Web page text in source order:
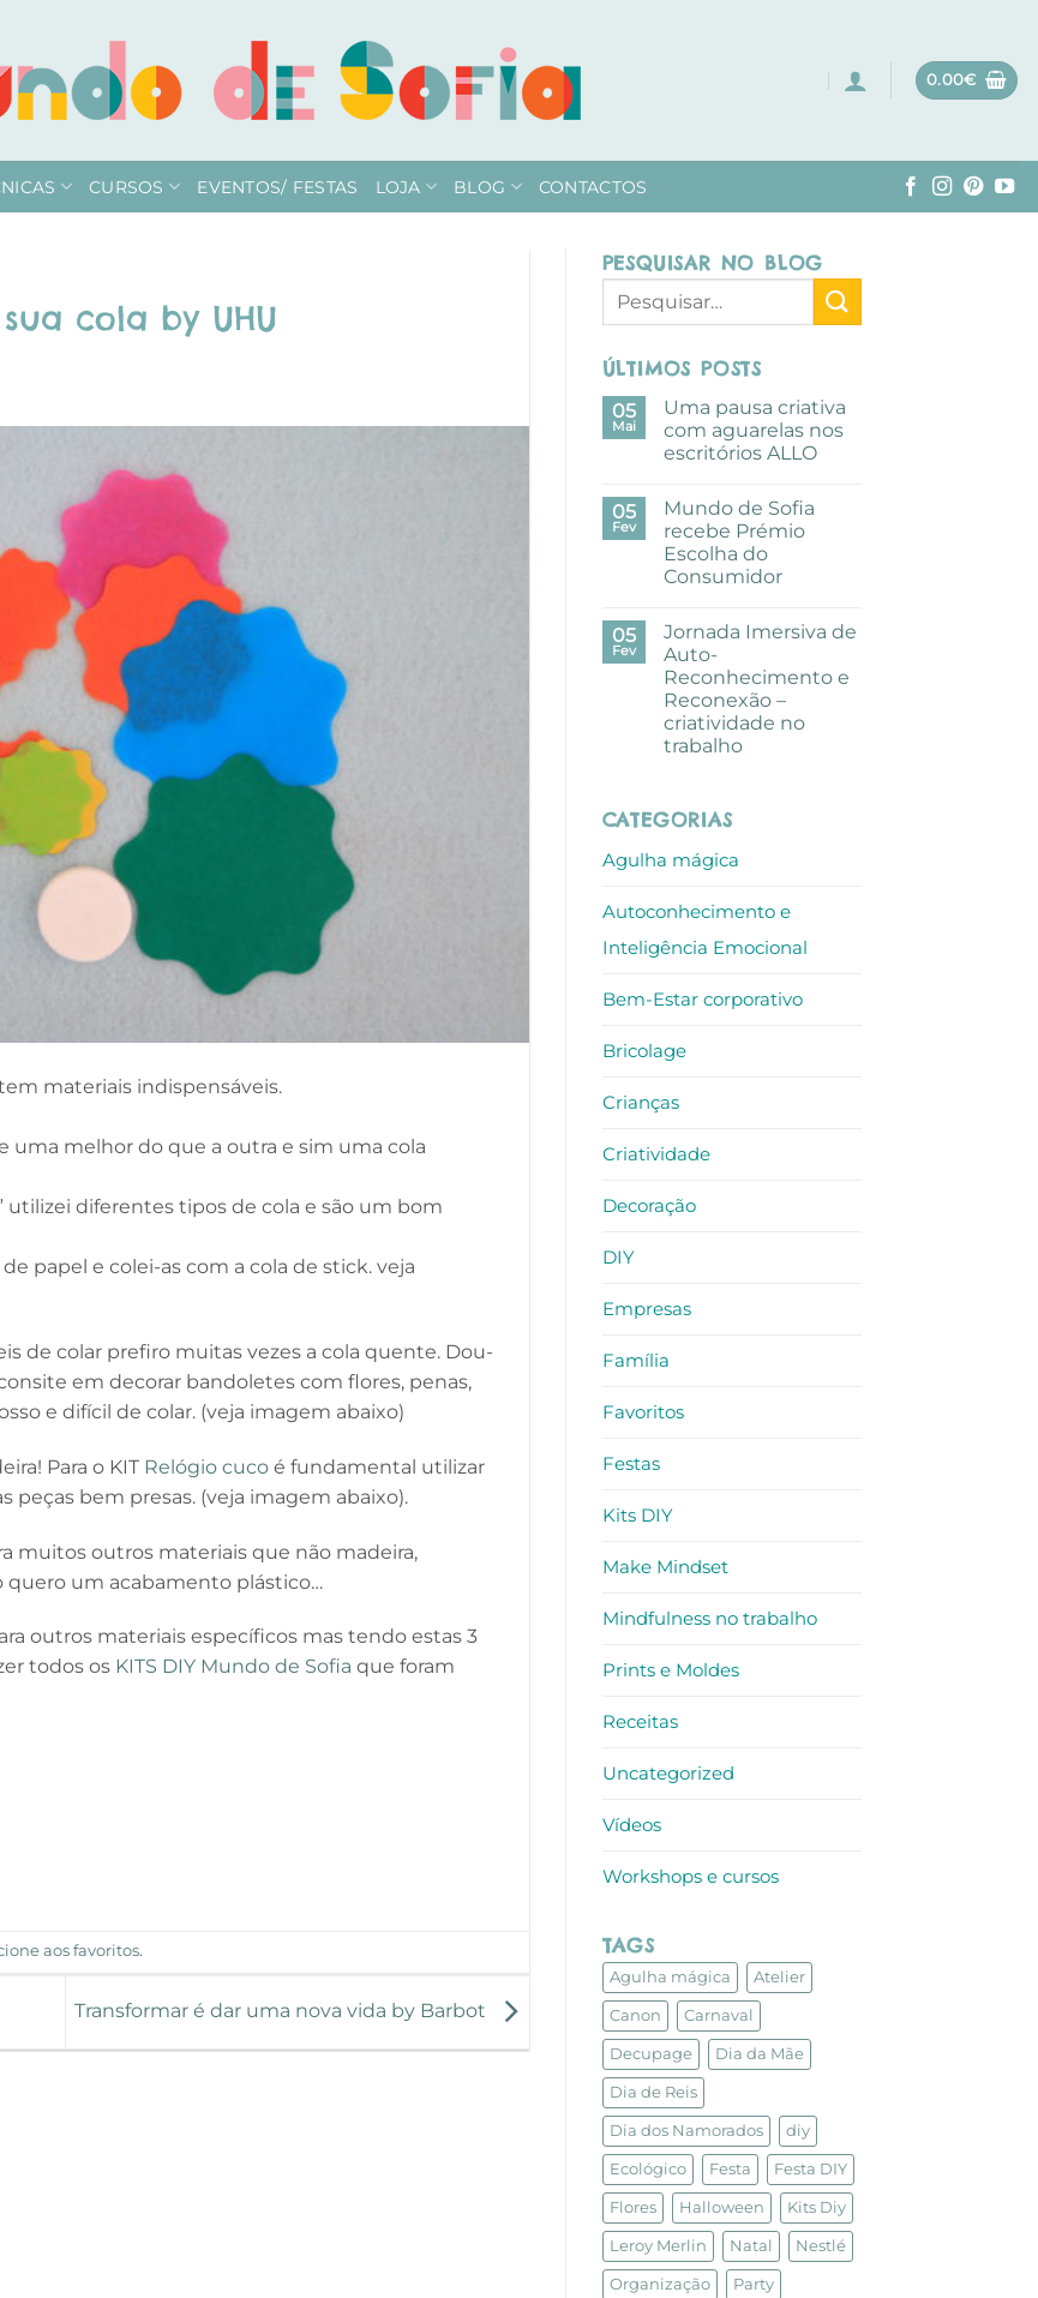
0.00€
CURSOS EVENTOS/ FESTAS LOJA BLOG CONTACTOS
cola by UHU
materiais indispensáveis.
uma melhor do que a outra e sim uma cola
utilizei diferentes tipos de cola e são um bom
papel e colei-as com a cola de stick. veja
de colar prefiro muitas vezes a cola quente. Dou-
em decorar bandoletes com flores, penas,
e difícil de colar. (veja imagem abaixo)
Para o KIT Relógio cuco é fundamental utilizar
peças bem presas. (veja imagem abaixo).
muitos outros materiais que não madeira,
um acabamento plástico…
outros materiais específicos mas tendo estas 3
todos os KITS DIY Mundo de Sofia que foram
aos favoritos.
Transformar é dar uma nova vida by Barbot
PESQUISAR NO BLOG
ÚLTIMOS POSTS
05
Mai
Uma pausa criativa
com aguarelas nos
escritórios ALLO
em
Uma
pausa
criativa
com
aguarelas
ALLO
05
Fev
Mundo de Sofia
recebe Prémio
Escolha do
Consumidor
em
Mundo
de
Sofia
recebe
Prémio
Escolha
do
Consumidor
05
Fev
Jornada Imersiva de
Auto-
Reconhecimento e
Reconexão –
criatividade no
trabalho
Jornada
Imersiva
Auto-
Reconexão
criatividade
no
CATEGORIAS
Agulha mágica
Autoconhecimento e
Inteligência Emocional
Bem-Estar corporativo
Bricolage
Crianças
Criatividade
Decoração
DIY
Empresas
Família
Favoritos
Festas
Kits DIY
Make Mindset
Mindfulness no trabalho
Prints e Moldes
Receitas
Uncategorized
Vídeos
Workshops e cursos
TAGS
Agulha mágica Atelier
Canon Carnaval
Decupage Dia da Mãe
Dia de Reis
Dia dos Namorados diy
Ecológico Festa Festa DIY
Flores Halloween Kits Diy
Leroy Merlin Natal Nestlé
Organização Party